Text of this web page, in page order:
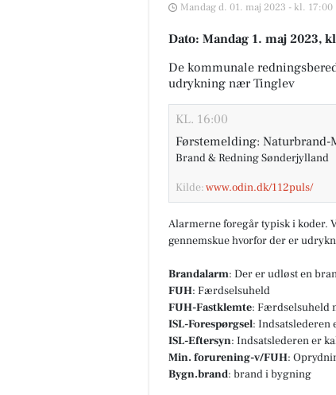
Mandag d. 01. maj 2023 - kl. 17:00
Dato: Mandag 1. maj 2023,
De kommunale
udrykning nær Tinglev
KL. 16:00
Førstemelding:
Brand & Redning Sønderjylland
Kilde:www.odin.dk/112puls/
Alarmerne foregår typisk i koder.
gennemskue hvorfor der er
Brandalarm: Der er udløst en
FUH: Færdselsuheld
FUH-Fastklemte: Færdselsuheld
ISL-Forespørgsel: Indsatslederen
ISL-Eftersyn: Indsatslederen er
Min. forurening-v/FUH:
Bygn.brand: brand i bygning